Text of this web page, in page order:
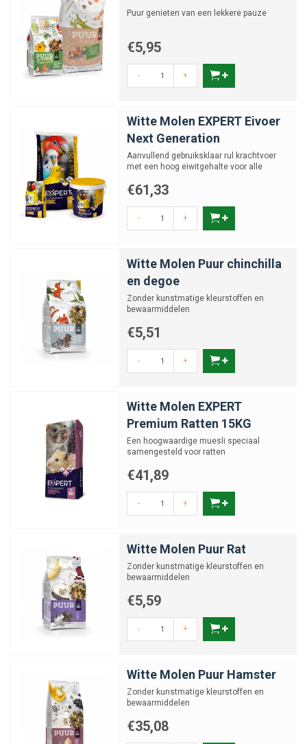
Puur genieten van een lekkere pauze
€5,95
- +
Witte Molen EXPERT Eivoer
Next Generation
Aanvullend gebruiksklaar rul krachtvoer
met een hoog eiwitgehalte voor alle
€61,33
- +
Witte Molen Puur chinchilla
en degoe
Zonder kunstmatige kleurstoffen en
bewaarmiddelen
€5,51
- +
Witte Molen EXPERT
Premium Ratten 15KG
Een hoogwaardige muesli speciaal
samengesteld voor ratten
€41,89
- +
Witte Molen Puur Rat
Zonder kunstmatige kleurstoffen en
bewaarmiddelen
€5,59
- +
Witte Molen Puur Hamster
Zonder kunstmatige kleurstoffen en
bewaarmiddelen
€35,08